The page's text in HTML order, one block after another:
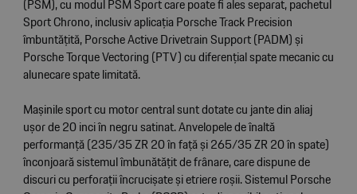
(PSM), cu modul PSM Sport care poate fi ales separat, pachetul
Sport Chrono, inclusiv aplicația Porsche Track Precision
îmbuntățită, Porsche Active Drivetrain Support (PADM) și
Porsche Torque Vectoring (PTV) cu diferențial spate mecanic cu
alunecare spate limitată.
Mașinile sport cu motor central sunt dotate cu jante din aliaj
ușor de 20 inci în negru satinat. Anvelopele de înaltă
performanță (235/35 ZR 20 în față și 265/35 ZR 20 în spate)
înconjoară sistemul îmbunătățit de frânare, care dispune de
discuri cu perforaţii încrucișate și etriere roșii. Sistemul Porsche